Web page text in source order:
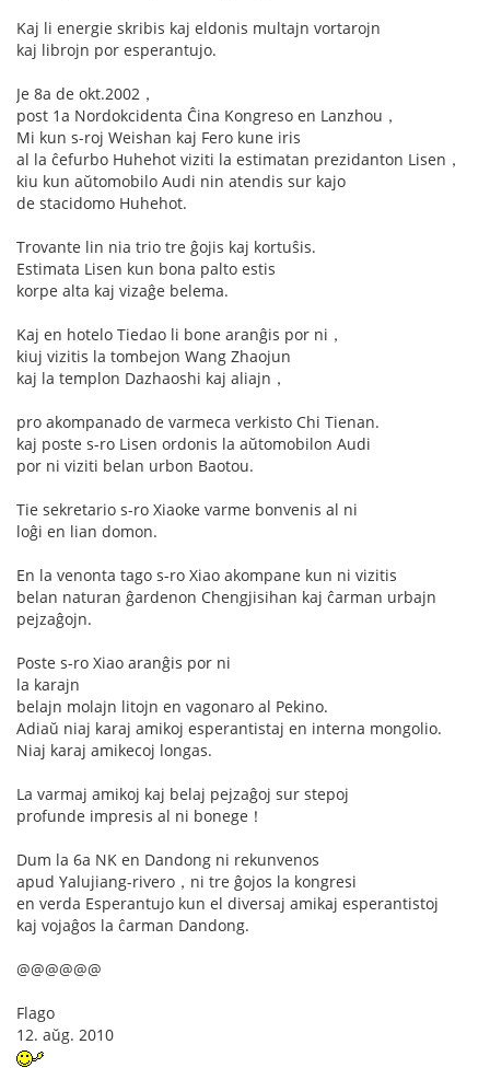
Kaj li energie skribis kaj eldonis multajn vortarojn
kaj librojn por esperantujo.
Je 8a de okt.2002，
post 1a Nordokcidenta Ĉina Kongreso en Lanzhou，
Mi kun s-roj Weishan kaj Fero kune iris
al la ĉefurbo Huhehot viziti la estimatan prezidanton Lisen，
kiu kun aŭtomobilo Audi nin atendis sur kajo
de stacidomo Huhehot.
Trovante lin nia trio tre ĝojis kaj kortuŝis.
Estimata Lisen kun bona palto estis
korpe alta kaj vizaĝe belema.
Kaj en hotelo Tiedao li bone aranĝis por ni，
kiuj vizitis la tombejon Wang Zhaojun
kaj la templon Dazhaoshi kaj aliajn，
pro akompanado de varmeca verkisto Chi Tienan.
kaj poste s-ro Lisen ordonis la aŭtomobilon Audi
por ni viziti belan urbon Baotou.
Tie sekretario s-ro Xiaoke varme bonvenis al ni
loĝi en lian domon.
En la venonta tago s-ro Xiao akompane kun ni vizitis
belan naturan ĝardenon Chengjisihan kaj ĉarman urbajn
pejzaĝojn.
Poste s-ro Xiao aranĝis por ni
la karajn
belajn molajn litojn en vagonaro al Pekino.
Adiaŭ niaj karaj amikoj esperantistaj en interna mongolio.
Niaj karaj amikecoj longas.
La varmaj amikoj kaj belaj pejzaĝoj sur stepoj
profunde impresis al ni bonege！
Dum la 6a NK en Dandong ni rekunvenos
apud Yalujiang-rivero，ni tre ĝojos la kongresi
en verda Esperantujo kun el diversaj amikaj esperantistoj
kaj vojaĝos la ĉarman Dandong.
@@@@@@
Flago
12. aŭg. 2010